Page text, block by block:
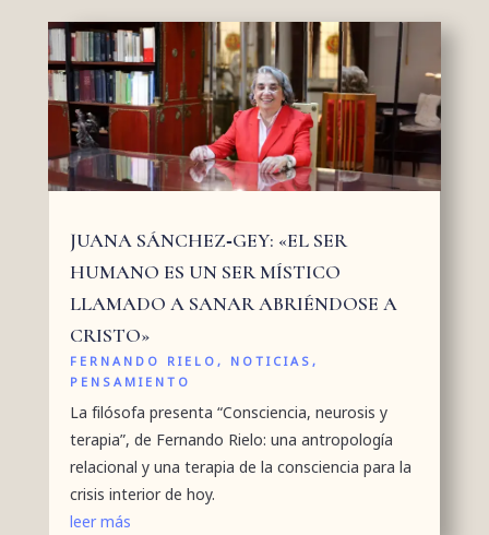
JUANA SÁNCHEZ‑GEY: «EL SER
HUMANO ES UN SER MÍSTICO
LLAMADO A SANAR ABRIÉNDOSE A
CRISTO»
FERNANDO RIELO, NOTICIAS,
PENSAMIENTO
La filósofa presenta “Consciencia, neurosis y
terapia”, de Fernando Rielo: una antropología
relacional y una terapia de la consciencia para la
crisis interior de hoy.
leer más